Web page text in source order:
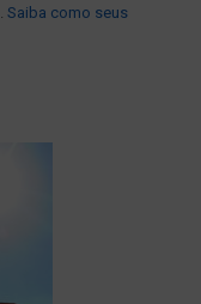
Saiba como seus